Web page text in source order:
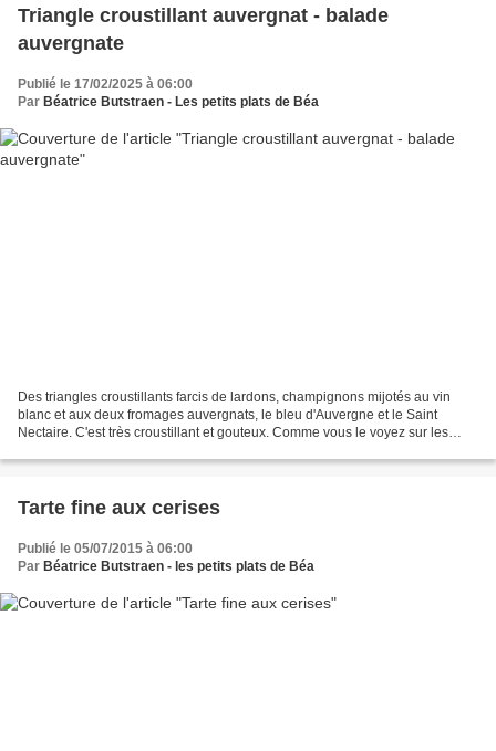
Triangle croustillant auvergnat - balade
auvergnate
Publié le 17/02/2025 à 06:00
Par Béatrice Butstraen - Les petits plats de Béa
Des triangles croustillants farcis de lardons, champignons mijotés au vin
blanc et aux deux fromages auvergnats, le bleu d'Auvergne et le Saint
Nectaire. C'est très croustillant et gouteux. Comme vous le voyez sur les
Tarte fine aux cerises
Publié le 05/07/2015 à 06:00
Par Béatrice Butstraen - les petits plats de Béa